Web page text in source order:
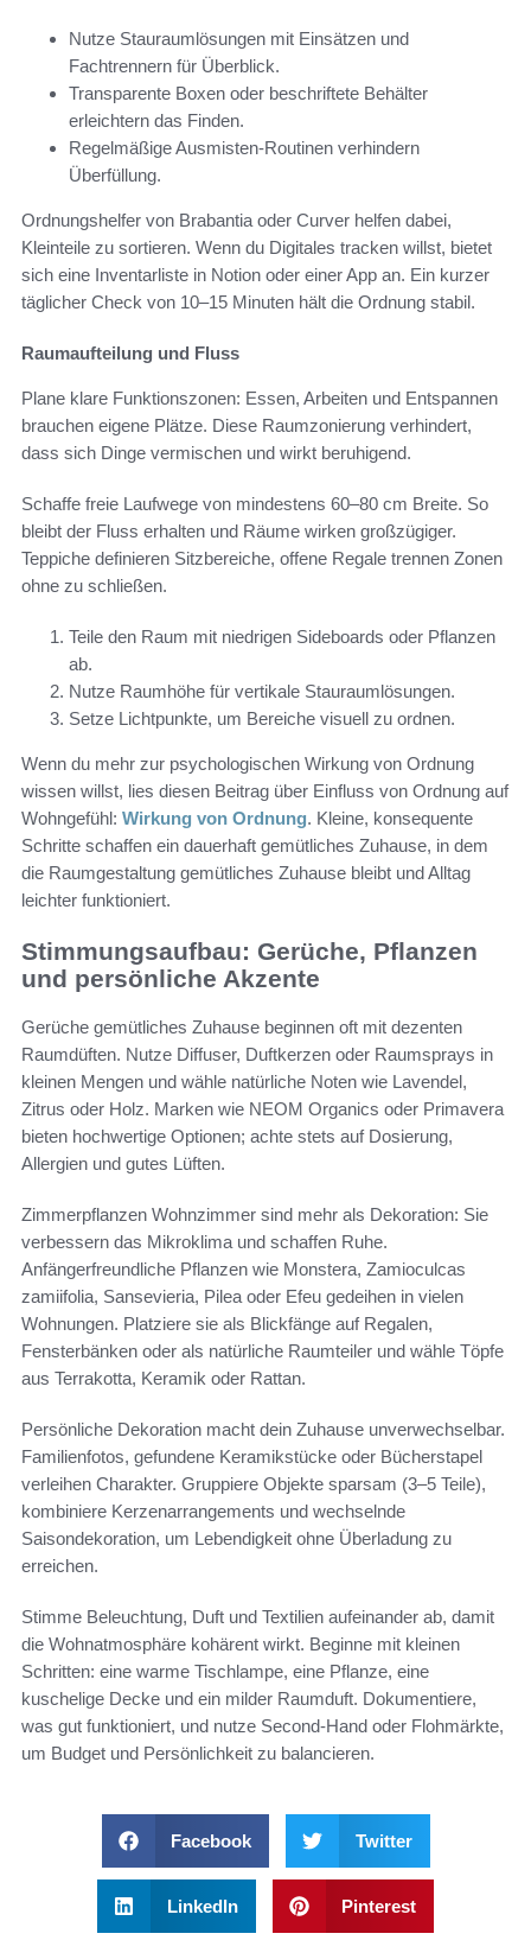
Nutze Stauraumlösungen mit Einsätzen und
Fachtrennern für Überblick.
Transparente Boxen oder beschriftete Behälter
erleichtern das Finden.
Regelmäßige Ausmisten-Routinen verhindern
Überfüllung.
Ordnungshelfer von Brabantia oder Curver helfen dabei,
Kleinteile zu sortieren. Wenn du Digitales tracken willst, bietet
sich eine Inventarliste in Notion oder einer App an. Ein kurzer
täglicher Check von 10–15 Minuten hält die Ordnung stabil.
Raumaufteilung und Fluss
Plane klare Funktionszonen: Essen, Arbeiten und Entspannen
brauchen eigene Plätze. Diese Raumzonierung verhindert,
dass sich Dinge vermischen und wirkt beruhigend.
Schaffe freie Laufwege von mindestens 60–80 cm Breite. So
bleibt der Fluss erhalten und Räume wirken großzügiger.
Teppiche definieren Sitzbereiche, offene Regale trennen Zonen
ohne zu schließen.
Teile den Raum mit niedrigen Sideboards oder Pflanzen
ab.
Nutze Raumhöhe für vertikale Stauraumlösungen.
Setze Lichtpunkte, um Bereiche visuell zu ordnen.
Wenn du mehr zur psychologischen Wirkung von Ordnung
wissen willst, lies diesen Beitrag über Einfluss von Ordnung auf
Wohngefühl: Wirkung von Ordnung. Kleine, konsequente
Schritte schaffen ein dauerhaft gemütliches Zuhause, in dem
die Raumgestaltung gemütliches Zuhause bleibt und Alltag
leichter funktioniert.
Stimmungsaufbau: Gerüche, Pflanzen
und persönliche Akzente
Gerüche gemütliches Zuhause beginnen oft mit dezenten
Raumdüften. Nutze Diffuser, Duftkerzen oder Raumsprays in
kleinen Mengen und wähle natürliche Noten wie Lavendel,
Zitrus oder Holz. Marken wie NEOM Organics oder Primavera
bieten hochwertige Optionen; achte stets auf Dosierung,
Allergien und gutes Lüften.
Zimmerpflanzen Wohnzimmer sind mehr als Dekoration: Sie
verbessern das Mikroklima und schaffen Ruhe.
Anfängerfreundliche Pflanzen wie Monstera, Zamioculcas
zamiifolia, Sansevieria, Pilea oder Efeu gedeihen in vielen
Wohnungen. Platziere sie als Blickfänge auf Regalen,
Fensterbänken oder als natürliche Raumteiler und wähle Töpfe
aus Terrakotta, Keramik oder Rattan.
Persönliche Dekoration macht dein Zuhause unverwechselbar.
Familienfotos, gefundene Keramikstücke oder Bücherstapel
verleihen Charakter. Gruppiere Objekte sparsam (3–5 Teile),
kombiniere Kerzenarrangements und wechselnde
Saisondekoration, um Lebendigkeit ohne Überladung zu
erreichen.
Stimme Beleuchtung, Duft und Textilien aufeinander ab, damit
die Wohnatmosphäre kohärent wirkt. Beginne mit kleinen
Schritten: eine warme Tischlampe, eine Pflanze, eine
kuschelige Decke und ein milder Raumduft. Dokumentiere,
was gut funktioniert, und nutze Second-Hand oder Flohmärkte,
um Budget und Persönlichkeit zu balancieren.
Facebook Twitter
LinkedIn Pinterest